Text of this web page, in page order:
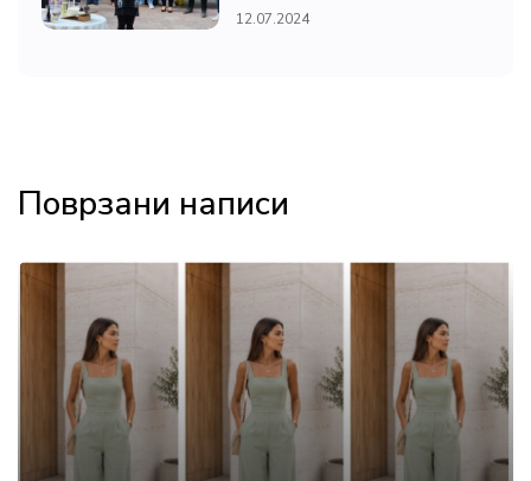
12.07.2024
Поврзани написи